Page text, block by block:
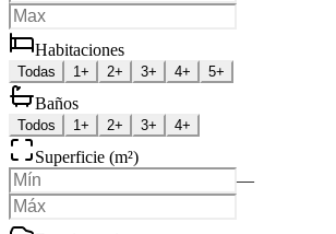
Habitaciones
Todas 1+ 2+ 3+ 4+ 5+
Baños
Todos 1+ 2+ 3+ 4+
Superficie (m²)
—